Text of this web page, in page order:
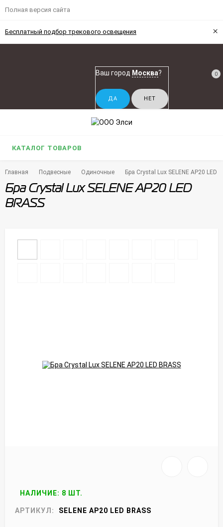
Полная версия сайта
Бесплатный подбор трекового освещения ×
Ваш город Москва? 0
КАТАЛОГ ТОВАРОВ
Главная Подвесные Одиночные Бра Crystal Lux SELENE AP20 LED
Бра Crystal Lux SELENE AP20 LED
BRASS
НАЛИЧИЕ: 8 ШТ.
АРТИКУЛ: SELENE AP20 LED BRASS